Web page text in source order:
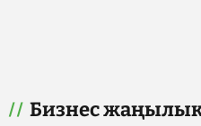
Бизнес